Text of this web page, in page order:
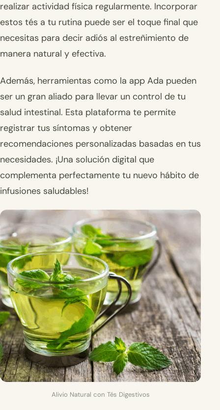
realizar actividad física regularmente. Incorporar
estos tés a tu rutina puede ser el toque final que
necesitas para decir adiós al estreñimiento de
manera natural y efectiva.
Además, herramientas como la app Ada pueden
ser un gran aliado para llevar un control de tu
salud intestinal. Esta plataforma te permite
registrar tus síntomas y obtener
recomendaciones personalizadas basadas en tus
necesidades. ¡Una solución digital que
complementa perfectamente tu nuevo hábito de
infusiones saludables!
Alivio Natural con Tés Digestivos